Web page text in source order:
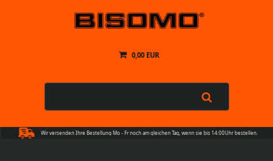
0,00 EUR
Wir versenden Ihre Bestellung Mo - Fr noch am gleichen Tag, wenn sie bis 14:00Uhr bestellen.